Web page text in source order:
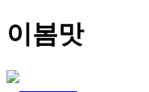
이봄맛